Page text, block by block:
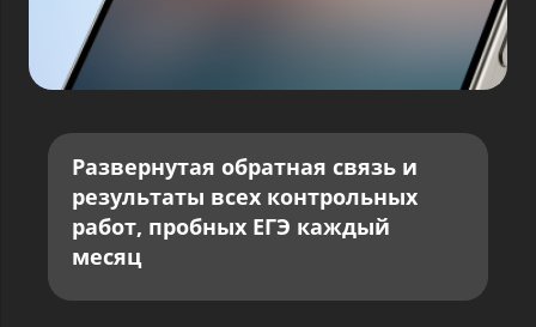
Развернутая обратная связь и
результаты всех контрольных
работ, пробных ЕГЭ каждый
месяц